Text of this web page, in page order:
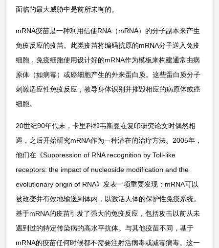
面临的最大威胁中是前所未有的。
mRNA疫苗是一种利用信使RNA（mRNA）的分子副本来产生
免疫反应的疫苗。此类疫苗将编码抗原的mRNA分子送入免疫
细胞，免疫细胞使用设计好的mRNA作为模板来构建通常由病
原体（如病毒）或癌细胞产生的外来蛋白质。这些蛋白质分子
刺激适应性免疫反应，教导身体识别并摧毁相应的病原体或癌
细胞。
20世纪90年代末，卡里科和韦斯曼在复印研究论文时偶然相
遇，之后开始研究mRNA作为一种潜在的治疗方法。2005年，
他们在《Suppression of RNA recognition by Toll-like
receptors: the impact of nucleoside modification and the
evolutionary origin of RNA》发表一项重要发现：mRNA可以
被改变并有效地输送到体内，以激活人体的保护性免疫系统。
基于mRNA的疫苗引发了强大的免疫反应，包括攻击以前从未
遇到过的特定传染病的高水平抗体。与其他疫苗不同，基于
mRNA的疫苗任何时候都不需要注射活病毒或减毒病毒。这一